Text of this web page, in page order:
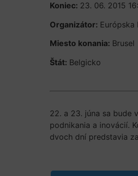
Koniec: 23. 06. 2015
Organizátor: Európska
Miesto konania: Brusel
Štát: Belgicko
22. a 23. júna sa bude
podnikania a inovácií.
dvoch dní predstavia